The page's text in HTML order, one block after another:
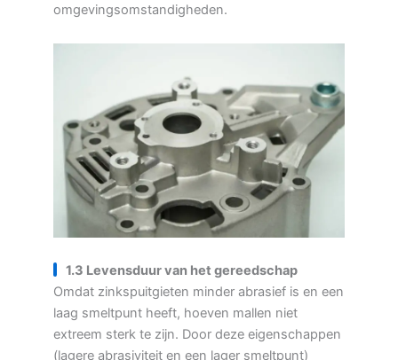
omgevingsomstandigheden.
1.3 Levensduur van het gereedschap
Omdat zinkspuitgieten minder abrasief is en een
laag smeltpunt heeft, hoeven mallen niet
extreem sterk te zijn. Door deze eigenschappen
(lagere abrasiviteit en een lager smeltpunt)